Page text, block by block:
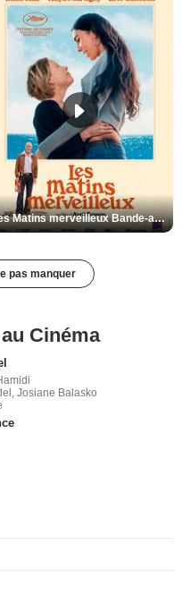
Les Matins merveilleux Bande-annonce VF
pas manquer
Cinéma
Josiane Balasko